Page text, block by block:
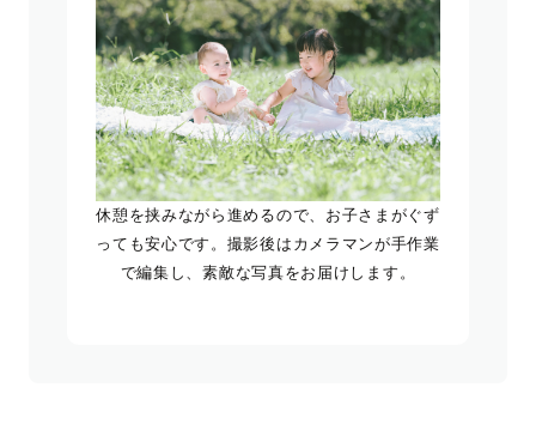
休憩を挟みながら進めるので、お子さまがぐず
っても安心です。撮影後はカメラマンが手作業
で編集し、素敵な写真をお届けします。